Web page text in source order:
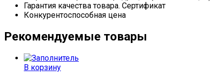
Гарантия качества товара. Сертификат
Конкурентоспособная цена
Рекомендуемые товары
В корзину